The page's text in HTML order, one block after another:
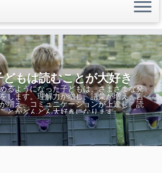
むことが大好き
った子どもは、さまざまな発
解力が増し、語彙が増え、言
ュニケーションが上達し、読
ん大好きになります。